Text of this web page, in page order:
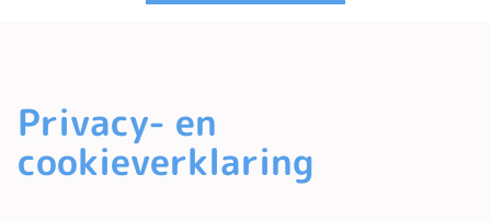
Privacy- en
cookieverklaring